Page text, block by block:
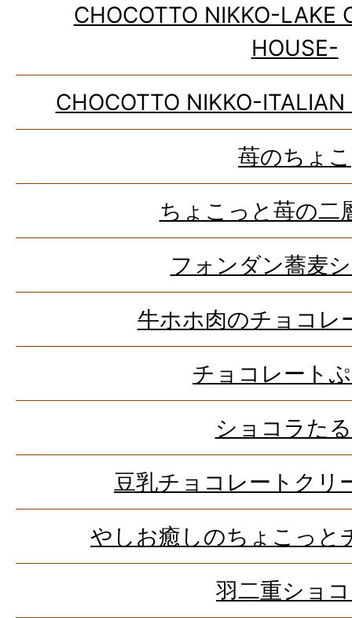
CHOCOTTO NIKKO-LAKE
HOUSE-
CHOCOTTO NIKKO-
苺のちょこ
ちょこっと苺の二
フォンダン蕎麦
牛ホホ肉のチョコレ
チョコレート
ショコラた
豆乳チョコレートクリ
やしお癒しのちょこっと
羽二重ショ